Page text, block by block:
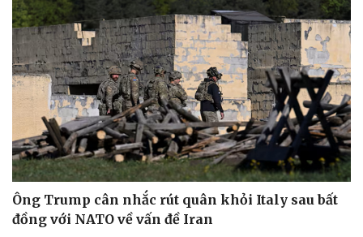
Ông Trump cân nhắc rút quân khỏi Italy sau bất
đồng với NATO về vấn đề Iran